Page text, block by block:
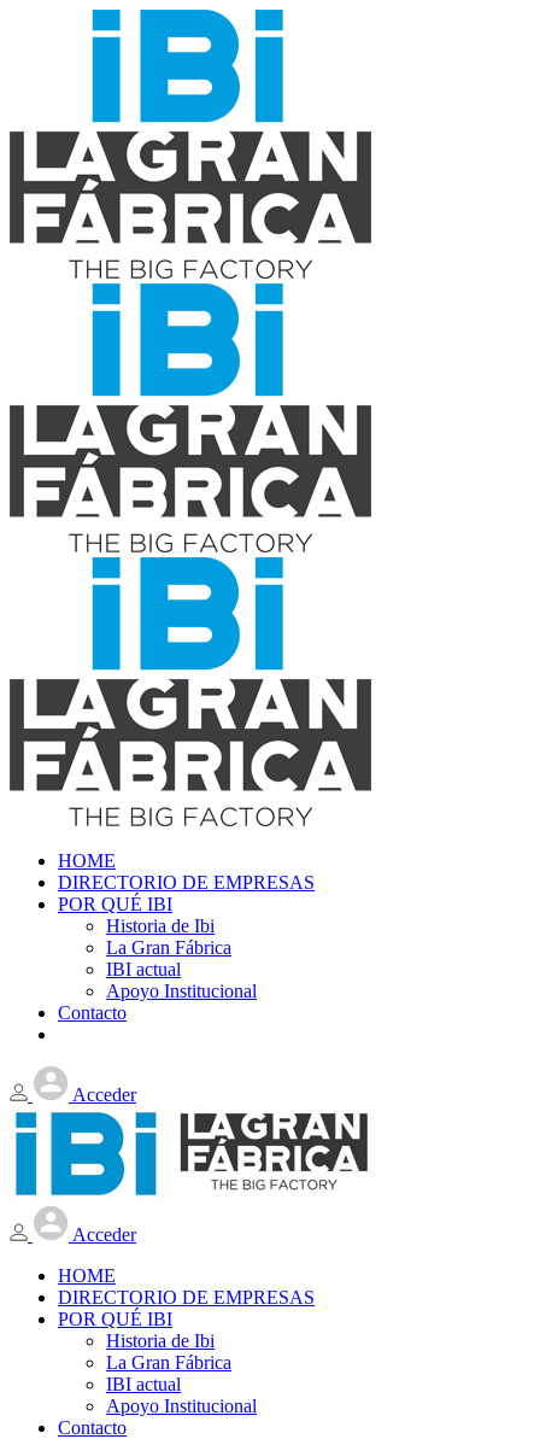
HOME
DIRECTORIO DE EMPRESAS
POR QUÉ IBI
Historia de Ibi
La Gran Fábrica
IBI actual
Apoyo Institucional
Contacto
Acceder
Acceder
HOME
DIRECTORIO DE EMPRESAS
POR QUÉ IBI
Historia de Ibi
La Gran Fábrica
IBI actual
Apoyo Institucional
Contacto